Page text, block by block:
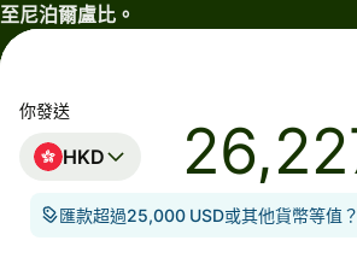
至尼泊爾盧比。
你發送
HKD
匯款超過25,000 USD或其他貨幣等值？